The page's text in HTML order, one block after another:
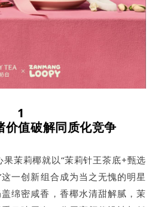
1
价值破解同质化竞争
茉莉椰就以“茉莉针王茶底+甄选
一创新组合成为当之无愧的明星
绵密咸香，香椰水清甜解腻，茉